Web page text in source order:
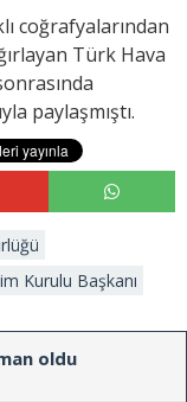
coğrafyalarından
Türk Hava
paylaşmıştı.
Kurulu Başkanı
oldu